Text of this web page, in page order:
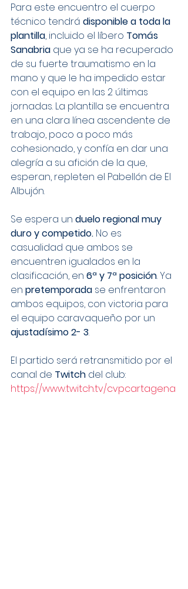
Para este encuentro el cuerpo
técnico tendrá disponible a toda la
plantilla, incluido el líbero Tomás
Sanabria que ya se ha recuperado
de su fuerte traumatismo en la
mano y que le ha impedido estar
con el equipo en las 2 últimas
jornadas. La plantilla se encuentra
en una clara línea ascendente de
trabajo, poco a poco más
cohesionado, y confía en dar una
alegría a su afición de la que,
esperan, repleten el Pabellón de El
Albujón.
Se espera un duelo regional muy
duro y competido. No es
casualidad que ambos se
encuentren igualados en la
clasificación, en 6ª y 7ª posición. Ya
en pretemporada se enfrentaron
ambos equipos, con victoria para
el equipo caravaqueño por un
ajustadísimo 2- 3.
El partido será retransmitido por el
canal de Twitch del club:
https://www.twitch.tv/cvpcartagena